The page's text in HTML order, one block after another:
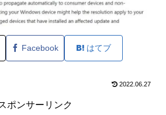
Facebook はてブ
2022.06.27
ポンサーリンク